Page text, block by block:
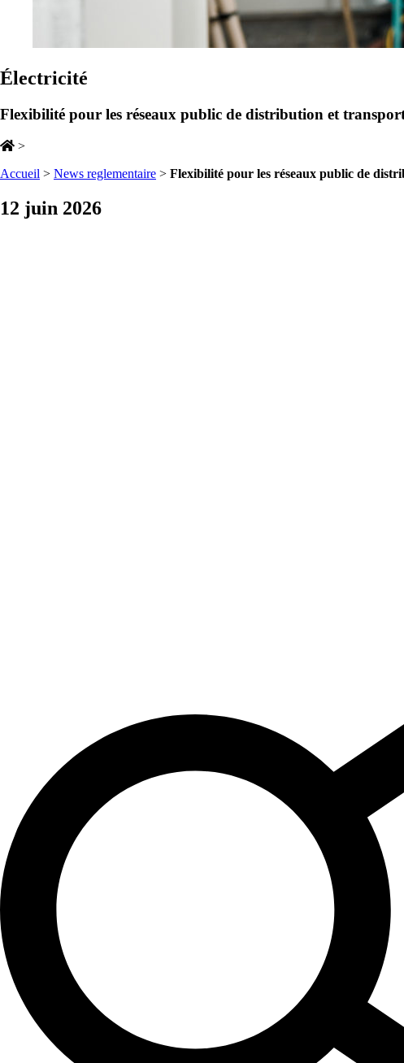
Électricité
Flexibilité pour les réseaux public de distribution et
>
Accueil > News reglementaire > Flexibilité pour les réseaux public de
12 juin 2026